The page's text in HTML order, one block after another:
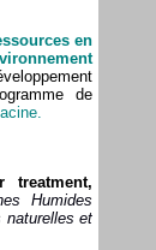
en
de
treatment,
Humides
naturelles et